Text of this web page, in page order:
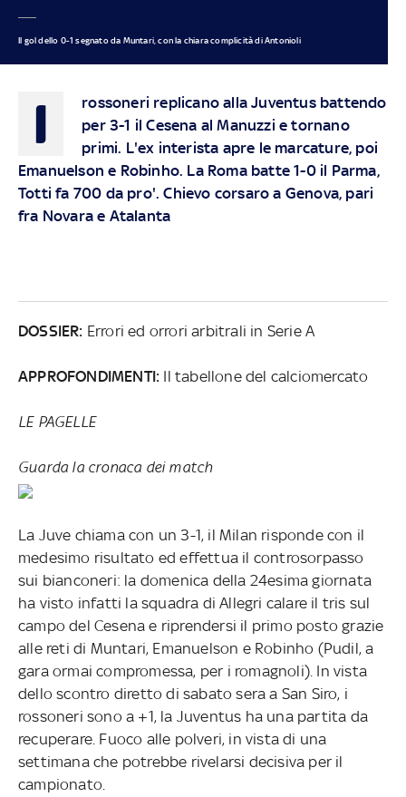
Il gol dello 0-1 segnato da Muntari, con la chiara complicità di Antonioli
I
rossoneri replicano alla Juventus battendo
per 3-1 il Cesena al Manuzzi e tornano
primi. L'ex interista apre le marcature, poi
Emanuelson e Robinho. La Roma batte 1-0 il Parma,
Totti fa 700 da pro'. Chievo corsaro a Genova, pari
fra Novara e Atalanta
DOSSIER: Errori ed orrori arbitrali in Serie A
APPROFONDIMENTI: Il tabellone del calciomercato
LE PAGELLE
Guarda la cronaca dei match
La Juve chiama con un 3-1, il Milan risponde con il
medesimo risultato ed effettua il controsorpasso
sui bianconeri: la domenica della 24esima giornata
ha visto infatti la squadra di Allegri calare il tris sul
campo del Cesena e riprendersi il primo posto grazie
alle reti di Muntari, Emanuelson e Robinho (Pudil, a
gara ormai compromessa, per i romagnoli). In vista
dello scontro diretto di sabato sera a San Siro, i
rossoneri sono a +1, la Juventus ha una partita da
recuperare. Fuoco alle polveri, in vista di una
settimana che potrebbe rivelarsi decisiva per il
campionato.